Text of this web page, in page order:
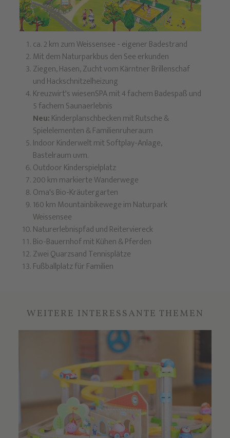
ca. 2 km zum Weissensee - eigener Badestrand
Mit dem Naturparkbus den See erkunden
Ziegen, Hasen, Zucht vom Kärntner Brillenschaf
und Hackschnitzelheizung
Kreuzwirt's wiesenSPA mit 4 fachem Badespaß und
5 fachem Saunaerlebnis
Neu:Kinderplanschbecken mit Rutsche &
Spielelementen & Familienruheraum
Indoor Kinderwelt mit Softplay-Anlage,
Bastelraum uvm.
Outdoor Kinderspielplatz
200 km markierte Wanderwege
Oma's Bio-Kräutergarten
160 km Mountainbikewege im Naturpark
Weissensee
Naturerlebnispfad und Reiterviereck
Bio-Bauernhof mit Kühen & Pferden
Zwei Quarzsand Tennisplätze
Fußballplatz für Familien
WEITERE INTERESSANTE THEMEN